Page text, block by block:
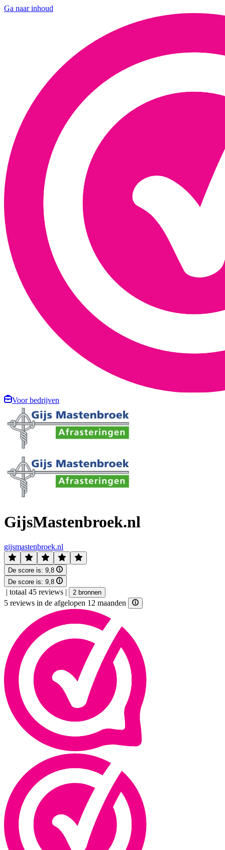
Ga naar inhoud
Voor bedrijven
GijsMastenbroek.nl
gijsmastenbroek.nl
De score is: 9,8
De score is: 9,8
| totaal 45 reviews | 2 bronnen
5 reviews in de afgelopen 12 maanden